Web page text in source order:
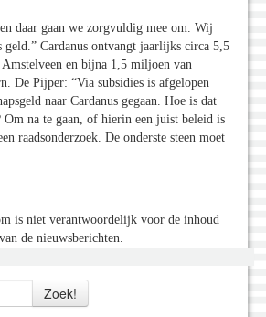
daar gaan we zorgvuldig mee om. Wij
Cardanus ontvangt jaarlijks circa 5,5
en bijna 1,5 miljoen van
De Pijper: “Via subsidies is afgelopen
naar Cardanus gegaan. Hoe is dat
Om na te gaan, of hierin een juist beleid is
raadsonderzoek. De onderste steen moet
is niet verantwoordelijk voor de inhoud
van de nieuwsberichten.